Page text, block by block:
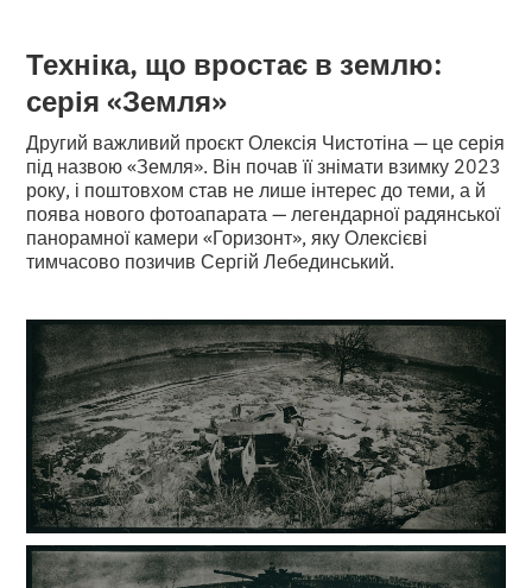
Техніка, що вростає в землю:
серія «Земля»
Другий важливий проєкт Олексія Чистотіна — це серія
під назвою «Земля». Він почав її знімати взимку 2023
року, і поштовхом став не лише інтерес до теми, а й
поява нового фотоапарата — легендарної радянської
панорамної камери «Горизонт», яку Олексієві
тимчасово позичив Сергій Лебединський.